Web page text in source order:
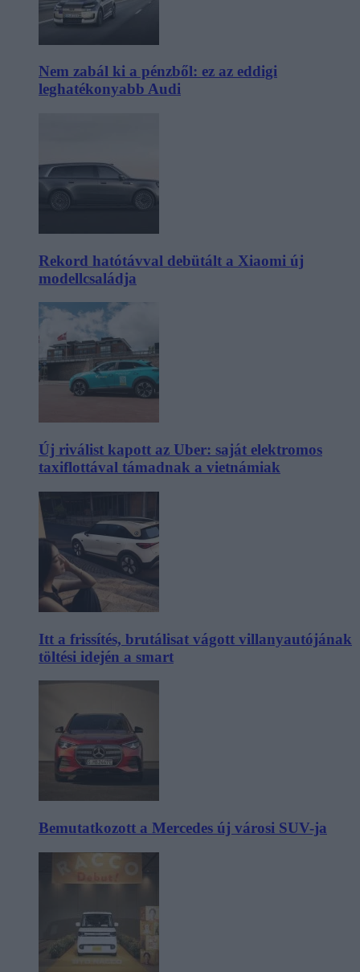
Nem zabál ki a pénzből: ez az eddigi
leghatékonyabb Audi
Rekord hatótávval debütált a Xiaomi új
modellcsaládja
Új riválist kapott az Uber: saját elektromos
taxiflottával támadnak a vietnámiak
Itt a frissítés, brutálisat vágott villanyautójának
töltési idején a smart
Bemutatkozott a Mercedes új városi SUV-ja